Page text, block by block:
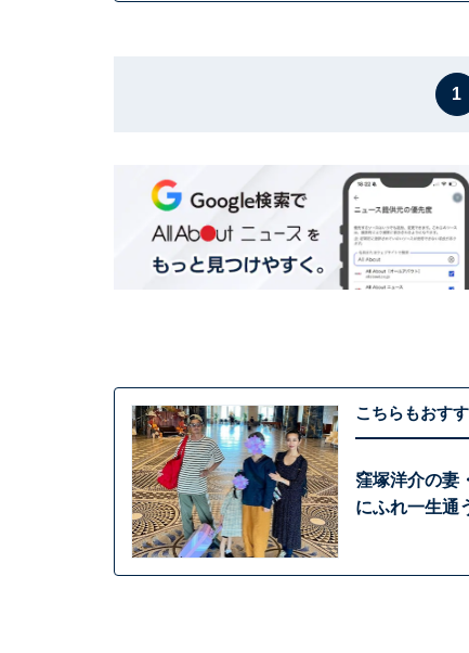
1
こちらもおす
窪塚洋介の妻
にふれ一生通